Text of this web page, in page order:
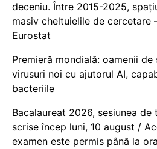
deceniu. Între 2015-2025,
masiv cheltuielile de cercetare
Eurostat
Premieră mondială: oamenii
virusuri noi cu ajutorul AI,
bacteriile
Bacalaureat 2026, sesiunea de
scrise încep luni, 10 august /
examen este permis până la